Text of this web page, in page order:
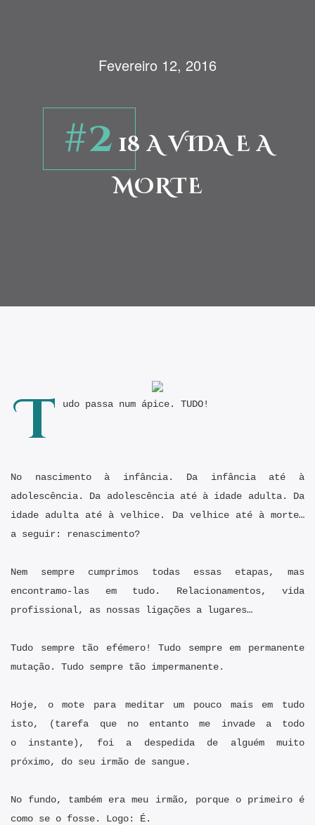
Fevereiro 12, 2016
#2 18 A VIDA E A
MORTE
T udo passa num ápice. TUDO!
No nascimento à infância. Da infância até à
adolescência. Da adolescência até à idade adulta. Da
idade adulta até à velhice. Da velhice até à morte…
a seguir: renascimento?
Nem sempre cumprimos todas essas etapas, mas
encontramo-las em tudo. Relacionamentos, vida
profissional, as nossas ligações a lugares…
Tudo sempre tão efémero! Tudo sempre em permanente
mutação. Tudo sempre tão impermanente.
Hoje, o mote para meditar um pouco mais em tudo
isto, (tarefa que no entanto me invade a todo
o instante), foi a despedida de alguém muito
próximo, do seu irmão de sangue.
No fundo, também era meu irmão, porque o primeiro é
como se o fosse. Logo: É.